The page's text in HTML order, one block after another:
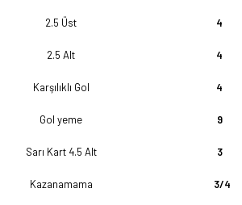
2.5 Üst 4
2.5 Alt 4
Karşılıklı Gol 4
Gol yeme 9
Sarı Kart 4.5 Alt 3
Kazanamama 3/4